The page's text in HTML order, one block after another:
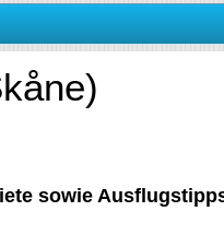
sowie